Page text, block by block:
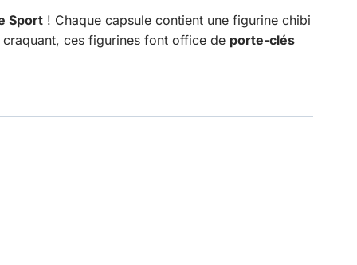
Sport ! Chaque capsule contient une figurine chibi
ces figurines font office de porte-clés